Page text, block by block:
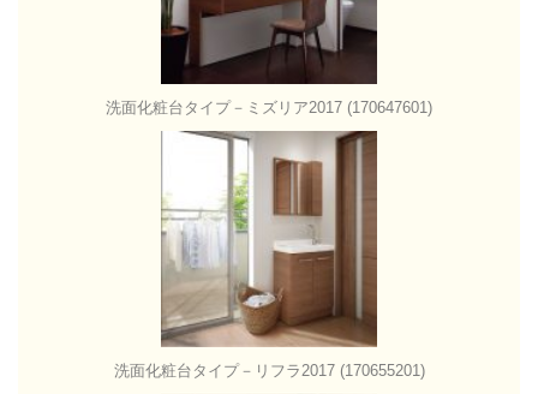
洗面化粧台タイプ－ミズリア2017 (170647601)
洗面化粧台タイプ－リフラ2017 (170655201)